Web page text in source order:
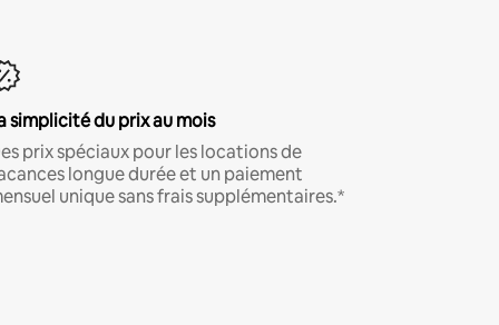
simplicité du prix au mois
prix spéciaux pour les locations de
longue durée et un paiement
unique sans frais supplémentaires.*